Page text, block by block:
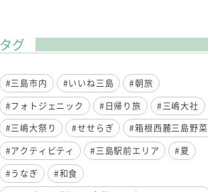
タグ
#三島市内 #いいね三島
#朝旅
#フォトジェニック
#日帰り旅
#三嶋大社
#三嶋大祭り
#せせらぎ
#箱根西麓三島野菜
#アクティビティ
#三島駅前エリア
#夏
#うなぎ
#和食